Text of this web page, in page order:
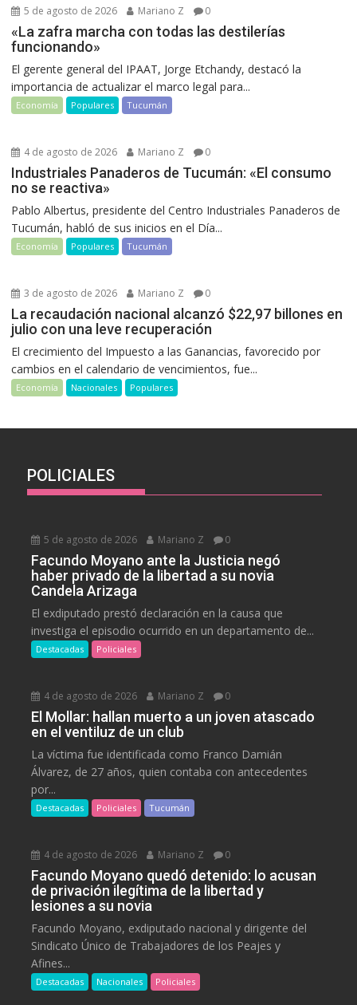
5 de agosto de 2026 Mariano Z 0
«La zafra marcha con todas las destilerías
funcionando»
El gerente general del IPAAT, Jorge Etchandy, destacó la
importancia de actualizar el marco legal para...
Economía Populares Tucumán
4 de agosto de 2026 Mariano Z 0
Industriales Panaderos de Tucumán: «El consumo
no se reactiva»
Pablo Albertus, presidente del Centro Industriales Panaderos de
Tucumán, habló de sus inicios en el Día...
Economía Populares Tucumán
3 de agosto de 2026 Mariano Z 0
La recaudación nacional alcanzó $22,97 billones en
julio con una leve recuperación
El crecimiento del Impuesto a las Ganancias, favorecido por
cambios en el calendario de vencimientos, fue...
Economía Nacionales Populares
POLICIALES
5 de agosto de 2026 Mariano Z 0
Facundo Moyano ante la Justicia negó
haber privado de la libertad a su novia
Candela Arizaga
El exdiputado prestó declaración en la causa que
investiga el episodio ocurrido en un departamento de...
Destacadas Policiales
4 de agosto de 2026 Mariano Z 0
El Mollar: hallan muerto a un joven atascado
en el ventiluz de un club
La víctima fue identificada como Franco Damián
Álvarez, de 27 años, quien contaba con antecedentes
por...
Destacadas Policiales Tucumán
4 de agosto de 2026 Mariano Z 0
Facundo Moyano quedó detenido: lo acusan
de privación ilegítima de la libertad y
lesiones a su novia
Facundo Moyano, exdiputado nacional y dirigente del
Sindicato Único de Trabajadores de los Peajes y
Afines...
Destacadas Nacionales Policiales